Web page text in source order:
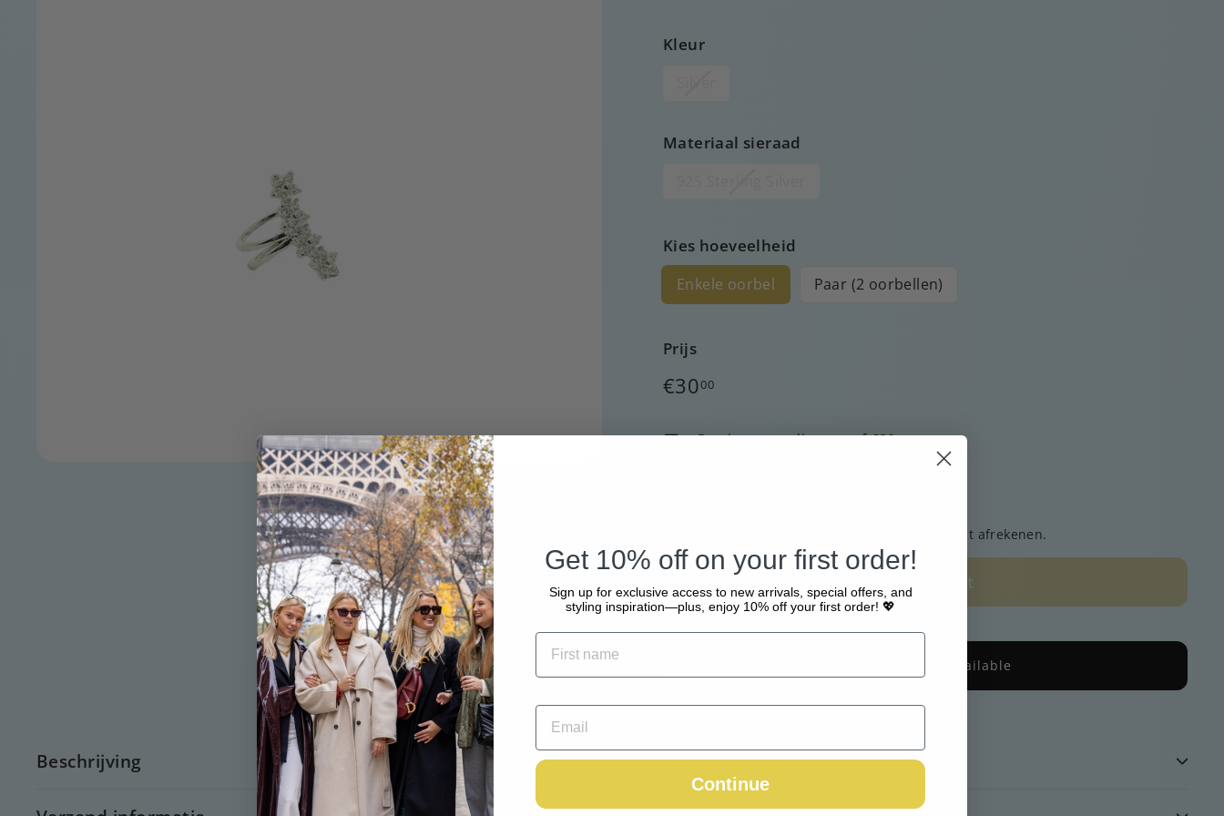
Kleur
Materiaal sieraad
Kies hoeveelheid
Enkele oorbel Paar (2 oorbellen)
Prijs
Normale
€3000
Gratis verzending vanaf €80
Met grote zorg en liefde verzonden
berekend bij het afrekenen.
Uitverkocht
Email me when available
Beschrijving
Get 10% off on your first order!
Sign up for exclusive access to new arrivals, special offers, and
styling inspiration—plus, enjoy 10% off your first order! 💖
Continue